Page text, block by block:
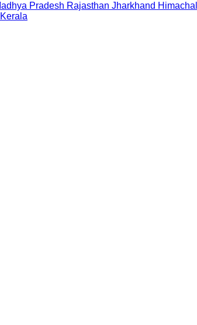
Pradesh Rajasthan Jharkhand
Kerala